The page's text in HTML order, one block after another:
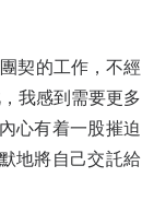
契的工作，不經
我感到需要更多
心有着一股摧迫
地將自己交託給